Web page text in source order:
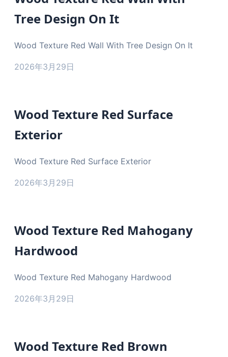
Tree Design On It
Wood Texture Red Wall With Tree Design On It
2026年3月29日
Wood Texture Red Surface
Exterior
Wood Texture Red Surface Exterior
2026年3月29日
Wood Texture Red Mahogany
Hardwood
Wood Texture Red Mahogany Hardwood
2026年3月29日
Wood Texture Red Brown